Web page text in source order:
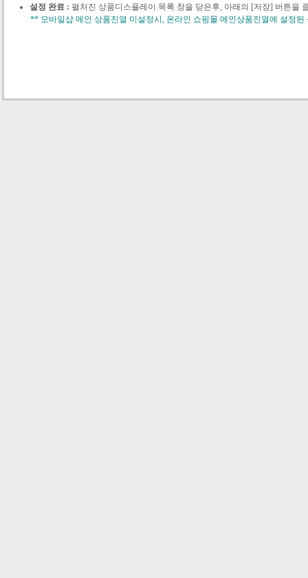
설정 완료 : 펼처진 상품디스플레이 목록 창을 닫은후, 아래의 [저장] 버튼을
** 모바일샵 메인 상품진열 미설정시, 온라인 쇼핑몰 메인상품진열에 설정된